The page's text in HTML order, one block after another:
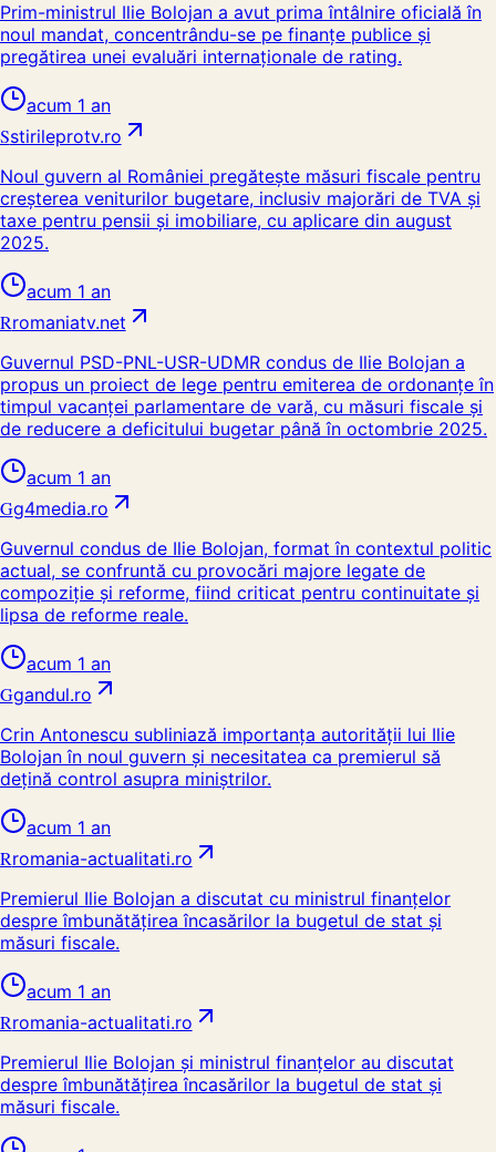
Prim-ministrul Ilie Bolojan a avut prima întâlnire oficială în
noul mandat, concentrându-se pe finanțe publice și
pregătirea unei evaluări internaționale de rating.
acum 1 an
Sstirileprotv.ro
Noul guvern al României pregătește măsuri fiscale pentru
creșterea veniturilor bugetare, inclusiv majorări de TVA și
taxe pentru pensii și imobiliare, cu aplicare din august
2025.
acum 1 an
Rromaniatv.net
Guvernul PSD-PNL-USR-UDMR condus de Ilie Bolojan a
propus un proiect de lege pentru emiterea de ordonanțe în
timpul vacanței parlamentare de vară, cu măsuri fiscale și
de reducere a deficitului bugetar până în octombrie 2025.
acum 1 an
Gg4media.ro
Guvernul condus de Ilie Bolojan, format în contextul politic
actual, se confruntă cu provocări majore legate de
compoziție și reforme, fiind criticat pentru continuitate și
lipsa de reforme reale.
acum 1 an
Ggandul.ro
Crin Antonescu subliniază importanța autorității lui Ilie
Bolojan în noul guvern și necesitatea ca premierul să
dețină control asupra miniștrilor.
acum 1 an
Rromania-actualitati.ro
Premierul Ilie Bolojan a discutat cu ministrul finanțelor
despre îmbunătățirea încasărilor la bugetul de stat și
măsuri fiscale.
acum 1 an
Rromania-actualitati.ro
Premierul Ilie Bolojan și ministrul finanțelor au discutat
despre îmbunătățirea încasărilor la bugetul de stat și
măsuri fiscale.